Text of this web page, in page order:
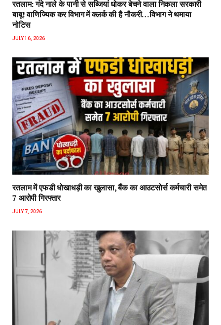
रतलाम: गंदे नाले के पानी से सब्जियां धोकर बेचने वाला निकला सरकारी
बाबू! वाणिज्यिक कर विभाग में क्लर्क की है नौकरी…विभाग ने थमाया
नोटिस
JULY 16, 2026
रतलाम में एफडी धोखाधड़ी का खुलासा, बैंक का आउटसोर्स कर्मचारी समेत
7 आरोपी गिरफ्तार
JULY 7, 2026